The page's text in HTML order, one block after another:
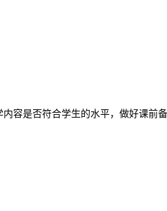
容是否符合学生的水平，做好课前